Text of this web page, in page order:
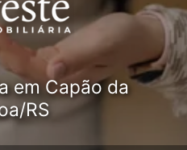
em Capão da
RS